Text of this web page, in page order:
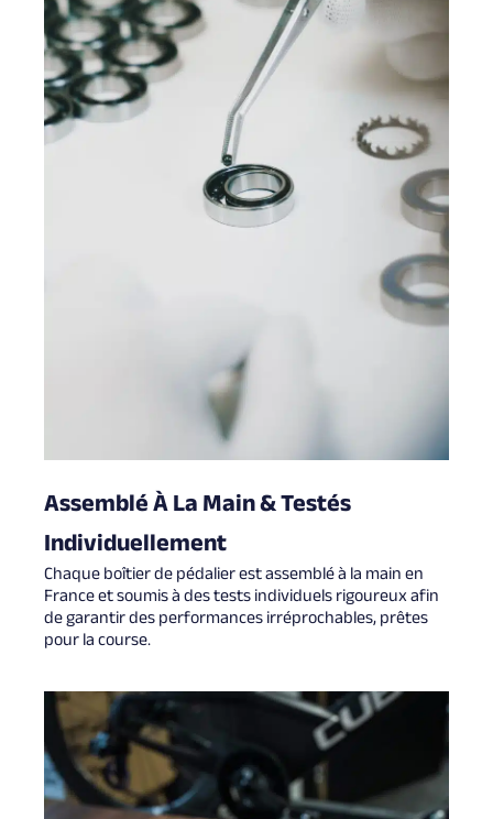
Assemblé À La Main & Testés
Individuellement
Chaque boîtier de pédalier est assemblé à la main en
France et soumis à des tests individuels rigoureux afin
de garantir des performances irréprochables, prêtes
pour la course.